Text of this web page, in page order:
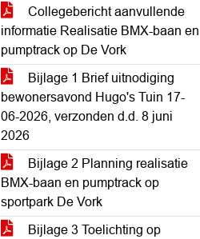
Collegebericht aanvullende
informatie Realisatie BMX-baan en
pumptrack op De Vork
Bijlage 1 Brief uitnodiging
bewonersavond Hugo's Tuin 17-
06-2026, verzonden d.d. 8 juni
2026
Bijlage 2 Planning realisatie
BMX-baan en pumptrack op
sportpark De Vork
Bijlage 3 Toelichting op